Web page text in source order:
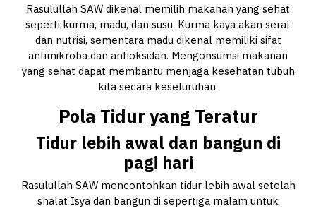
Rasulullah SAW dikenal memilih makanan yang sehat
seperti kurma, madu, dan susu. Kurma kaya akan serat
dan nutrisi, sementara madu dikenal memiliki sifat
antimikroba dan antioksidan. Mengonsumsi makanan
yang sehat dapat membantu menjaga kesehatan tubuh
kita secara keseluruhan.
Pola Tidur yang Teratur
Tidur lebih awal dan bangun di
pagi hari
Rasulullah SAW mencontohkan tidur lebih awal setelah
shalat Isya dan bangun di sepertiga malam untuk